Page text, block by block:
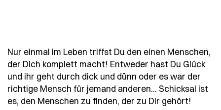
Nur einmal im Leben triffst Du den einen Menschen,
der Dich komplett macht! Entweder hast Du Glück
und ihr geht durch dick und dünn oder es war der
richtige Mensch für jemand anderen... Schicksal ist
es, den Menschen zu finden, der zu Dir gehört!